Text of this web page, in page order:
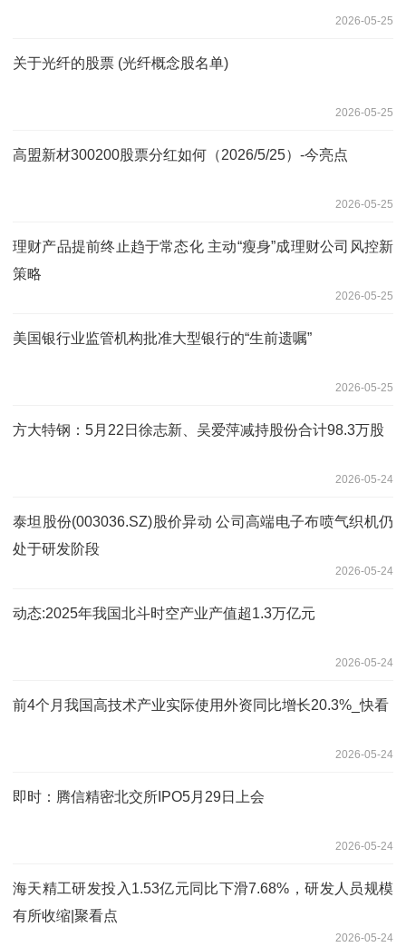
2026-05-25
关于光纤的股票 (光纤概念股名单)
2026-05-25
高盟新材300200股票分红如何（2026/5/25）-今亮点
2026-05-25
理财产品提前终止趋于常态化 主动“瘦身”成理财公司风控新
策略
2026-05-25
美国银行业监管机构批准大型银行的“生前遗嘱”
2026-05-25
方大特钢：5月22日徐志新、吴爱萍减持股份合计98.3万股
2026-05-24
泰坦股份(003036.SZ)股价异动 公司高端电子布喷气织机仍
处于研发阶段
2026-05-24
动态:2025年我国北斗时空产业产值超1.3万亿元
2026-05-24
前4个月我国高技术产业实际使用外资同比增长20.3%_快看
2026-05-24
即时：腾信精密北交所IPO5月29日上会
2026-05-24
海天精工研发投入1.53亿元同比下滑7.68%，研发人员规模
有所收缩|聚看点
2026-05-24